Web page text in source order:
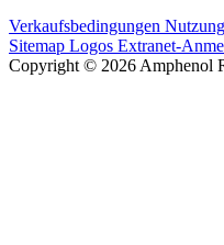
Verkaufsbedingungen
Sitemap Logos Extranet-
Copyright © 2026 Amphenol